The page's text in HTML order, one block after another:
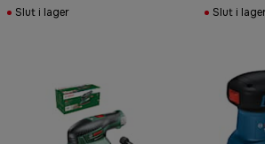
Slut i lager Slut i